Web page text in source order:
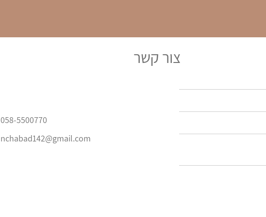
צור קשר
058-5500770
nchabad142@gmail.com